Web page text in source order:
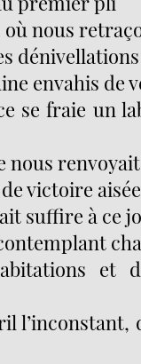
où nous
envahis de
se fraie un
nous
victoire
suffire à ce
et